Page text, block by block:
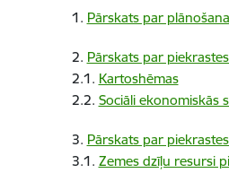
1. Pārskats par
2. Pārskats par
2.1. Kartoshēmas
2.2. Sociāli ekonomiskās
3. Pārskats par
3.1. Zemes dzīļu resursi